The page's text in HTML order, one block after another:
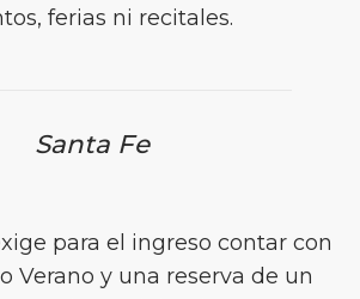
ferias ni recitales.
Santa Fe
para el ingreso contar con
Verano y una reserva de un